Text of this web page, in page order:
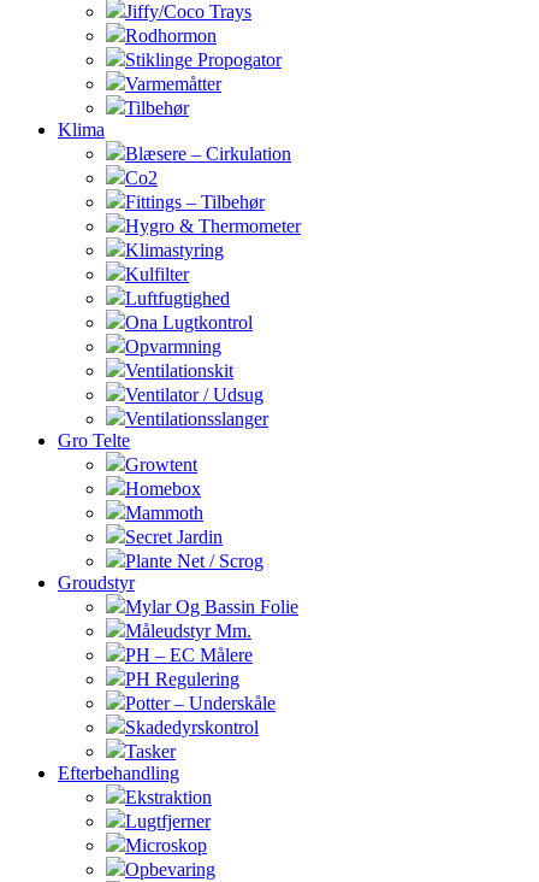
Jiffy/Coco Trays
Rodhormon
Stiklinge Propogator
Varmemåtter
Tilbehør
Klima
Blæsere – Cirkulation
Co2
Fittings – Tilbehør
Hygro & Thermometer
Klimastyring
Kulfilter
Luftfugtighed
Ona Lugtkontrol
Opvarmning
Ventilationskit
Ventilator / Udsug
Ventilationsslanger
Gro Telte
Growtent
Homebox
Mammoth
Secret Jardin
Plante Net / Scrog
Groudstyr
Mylar Og Bassin Folie
Måleudstyr Mm.
PH – EC Målere
PH Regulering
Potter – Underskåle
Skadedyrskontrol
Tasker
Efterbehandling
Ekstraktion
Lugtfjerner
Microskop
Opbevaring